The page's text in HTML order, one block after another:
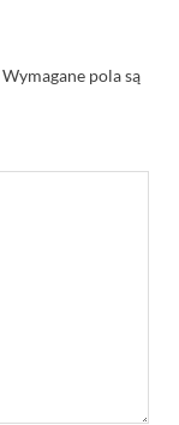
Wymagane pola są